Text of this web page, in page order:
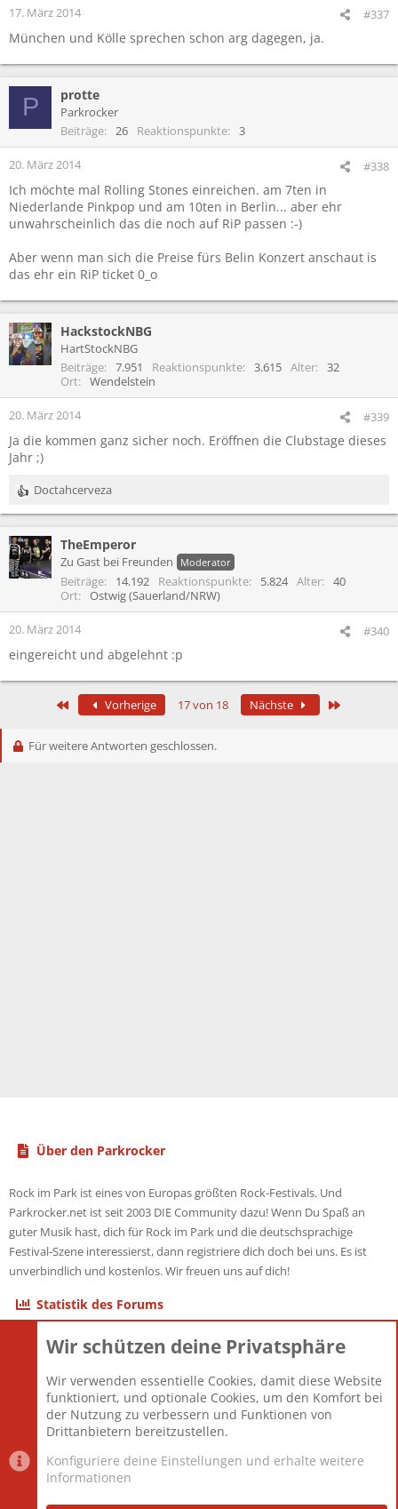
17. März 2014 #337
München und Kölle sprechen schon arg dagegen, ja.
P protte
Parkrocker
Beiträge
26 Reaktionspunkte 3
20. März 2014 #338
Ich möchte mal Rolling Stones einreichen. am 7ten in
Niederlande Pinkpop und am 10ten in Berlin... aber ehr
unwahrscheinlich das die noch auf RiP passen :-)
Aber wenn man sich die Preise fürs Belin Konzert anschaut is
das ehr ein RiP ticket 0_o
HackstockNBG
HartStockNBG
Beiträge
7.951 Reaktionspunkte 3.615 Alter
32
Ort
Wendelstein
20. März 2014 #339
Ja die kommen ganz sicher noch. Eröffnen die Clubstage dieses
Jahr ;)
R
e
k
t
i
n
e
:
Doctahcerveza
TheEmperor
Zu Gast bei Freunden Moderator
Beiträge 14.192 Reaktionspunkte 5.824 Alter
40
Ort
Ostwig (Sauerland/NRW)
20. März 2014 #340
eingereicht und abgelehnt :p
Erste Vorherige 17 von 18 Nächste
Für weitere Antworten geschlossen.
Über den Parkrocker
Rock im Park ist eines von Europas größten Rock-Festivals. Und
Parkrocker.net ist seit 2003 DIE Community dazu! Wenn Du Spaß an
guter Musik hast, dich für Rock im Park und die deutschsprachige
Festival-Szene interessierst, dann registriere dich doch bei uns. Es ist
unverbindlich und kostenlos. Wir freuen uns auf dich!
Statistik des Forums
Themen
Mitglieder
12.425
Neuestes Mitglied
Toddster85
Wir schützen deine Privatsphäre
Wir verwenden essentielle Cookies, damit diese Website
funktioniert, und optionale Cookies, um den Komfort bei
der Nutzung zu verbessern und Funktionen von
Drittanbietern bereitzustellen.
Konfiguriere deine Einstellungen und erhalte weitere
Informationen